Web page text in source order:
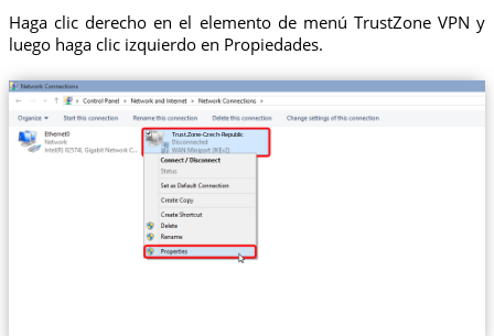
Haga clic derecho en el elemento de menú TrustZone VPN y
luego haga clic izquierdo en Propiedades.
Trust.Zone-Czech-Republic